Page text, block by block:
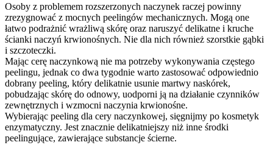
Osoby z problemem rozszerzonych naczynek raczej powinny
zrezygnować z mocnych peelingów mechanicznych. Mogą one
łatwo podrażnić wrażliwą skórę oraz naruszyć delikatne i kruche
ścianki naczyń krwionośnych. Nie dla nich również szorstkie gąbki
i szczoteczki.
Mając cerę naczynkową nie ma potrzeby wykonywania częstego
peelingu, jednak co dwa tygodnie warto zastosować odpowiednio
dobrany peeling, który delikatnie usunie martwy naskórek,
pobudzając skórę do odnowy, uodporni ją na działanie czynników
zewnętrznych i wzmocni naczynia krwionośne.
Wybierając peeling dla cery naczynkowej, sięgnijmy po kosmetyk
enzymatyczny. Jest znacznie delikatniejszy niż inne środki
peelingujące, zawierające substancje ścierne.